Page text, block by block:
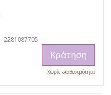
2281087705
Κράτηση
Χωρίς διαθεσιμότητα